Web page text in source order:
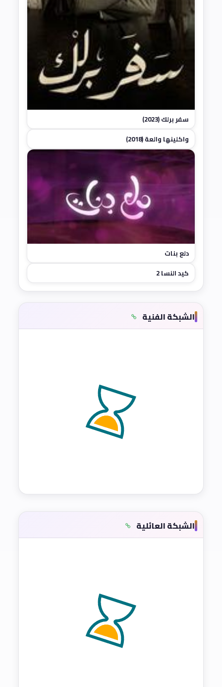
سفر برلك (2023)
واكلينها والعة (2018)
دلع بنات
كيد النسا 2
الشبكة الفنية
الشبكة العائلية